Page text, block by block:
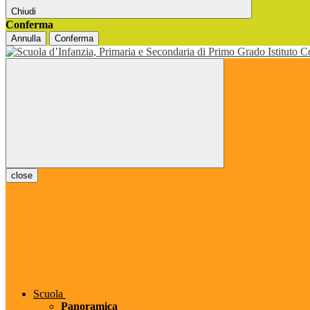
Chiudi
Conferma
Annulla Conferma
close
Scuola
Panoramica